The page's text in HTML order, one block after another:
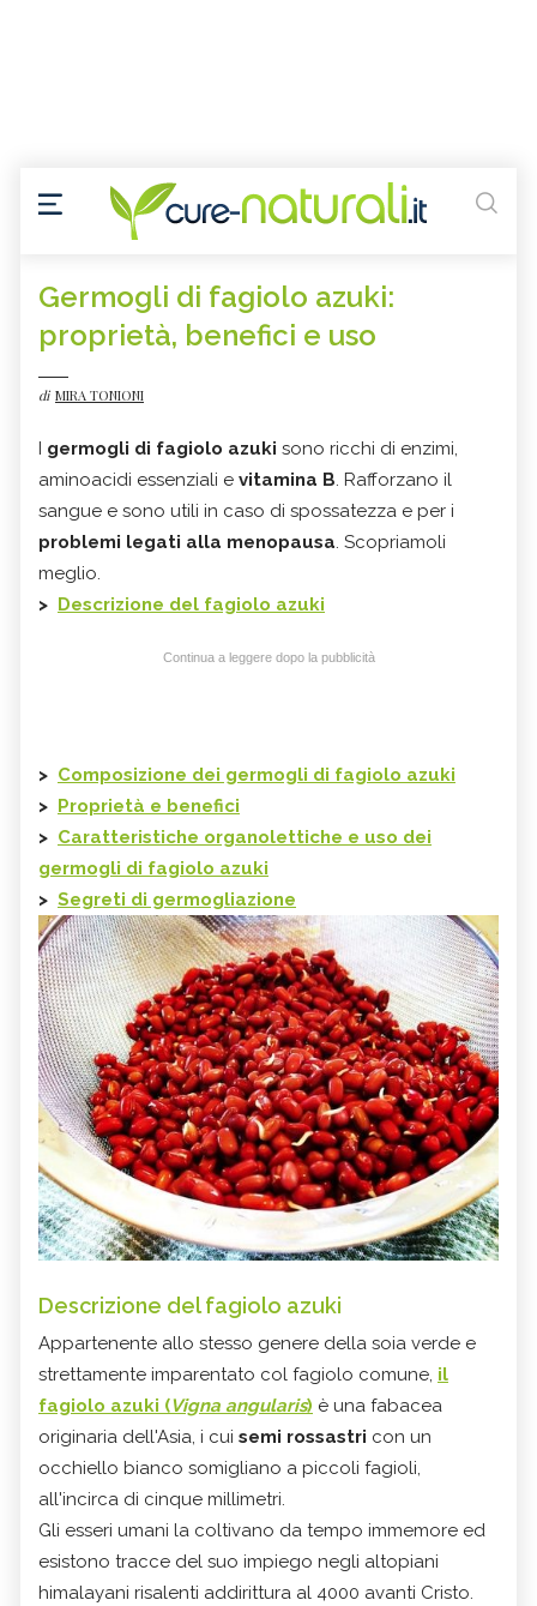
Germogli di fagiolo azuki:
proprietà, benefici e uso
di MIRA TONIONI
I germogli di fagiolo azuki sono ricchi di enzimi,
aminoacidi essenziali e vitamina B. Rafforzano il
sangue e sono utili in caso di spossatezza e per i
problemi legati alla menopausa. Scopriamoli
meglio.
> Descrizione del fagiolo azuki
Continua a leggere dopo la pubblicità
> Composizione dei germogli di fagiolo azuki
> Proprietà e benefici
> Caratteristiche organolettiche e uso dei
germogli di fagiolo azuki
> Segreti di germogliazione
Descrizione del fagiolo azuki
Appartenente allo stesso genere della soia verde e
strettamente imparentato col fagiolo comune, il
fagiolo azuki (Vigna angularis) è una fabacea
originaria dell'Asia, i cui semi rossastri con un
occhiello bianco somigliano a piccoli fagioli,
all'incirca di cinque millimetri.
Gli esseri umani la coltivano da tempo immemore ed
esistono tracce del suo impiego negli altopiani
himalayani risalenti addirittura al 4000 avanti Cristo.